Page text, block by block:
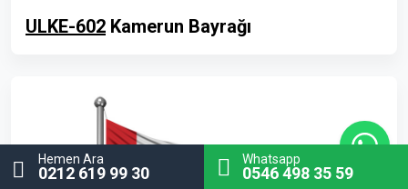
ULKE-602 Kamerun Bayrağı
Hemen Ara
0212 619 99 30
Whatsapp
0546 498 35 59